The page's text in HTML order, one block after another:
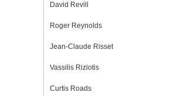
David Revill
Roger Reynolds
Jean-Claude Risset
Vassilis Riziotis
Curtis Roads